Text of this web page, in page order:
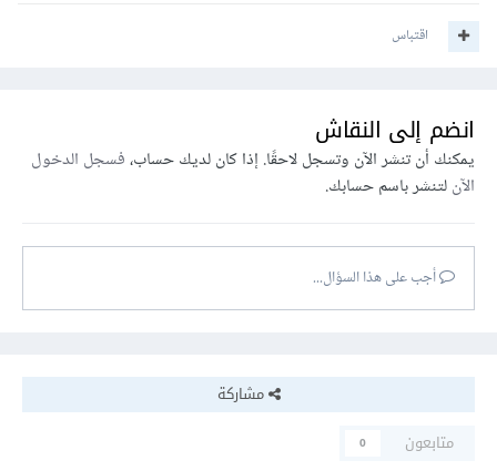
اقتباس
انضم إلى النقاش
يمكنك أن تنشر الآن وتسجل لاحقًا. إذا كان لديك حساب،فسجل الدخول
الآنلتنشر باسم حسابك.
أجب على هذا السؤال...
مشاركة
متابعون
0